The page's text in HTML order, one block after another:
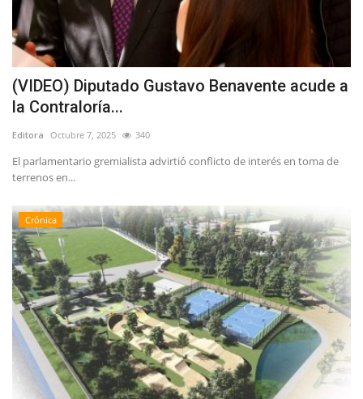
Deporte
Política
Espectáculos
(VIDEO) Diputado Gustavo Benavente acude a
la Contraloría...
Editora Octubre 7, 2025 340
El parlamentario gremialista advirtió conflicto de interés en toma de
terrenos en...
Crónica